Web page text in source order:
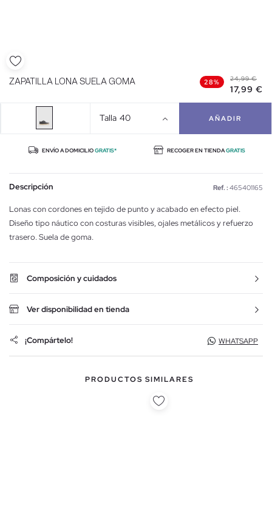
ZAPATILLA LONA SUELA GOMA 28% 24,99 €
17,99 €
Talla 40 AÑADIR
ENVÍO A DOMICILIOGRATIS* RECOGER EN TIENDAGRATIS
Descripción Ref. : 465401165
Lonas con cordones en tejido de punto y acabado en efecto piel.
Diseño tipo náutico con costuras visibles, ojales metálicos y refuerzo
trasero. Suela de goma.
Composición y cuidados
Ver disponibilidad en tienda
¡Compártelo! WHATSAPP
PRODUCTOS SIMILARES